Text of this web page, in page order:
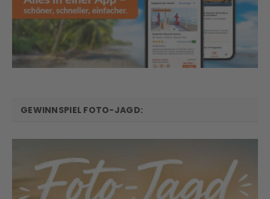
GEWINNSPIEL FOTO-JAGD: